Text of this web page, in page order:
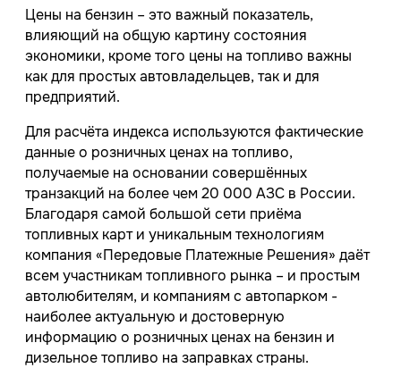
Цены на бензин – это важный показатель,
влияющий на общую картину состояния
экономики, кроме того цены на топливо важны
как для простых автовладельцев, так и для
предприятий.
Для расчёта индекса используются фактические
данные о розничных ценах на топливо,
получаемые на основании совершённых
транзакций на более чем 20 000 АЗС в России.
Благодаря самой большой сети приёма
топливных карт и уникальным технологиям
компания «Передовые Платежные Решения» даёт
всем участникам топливного рынка – и простым
автолюбителям, и компаниям с автопарком -
наиболее актуальную и достоверную
информацию о розничных ценах на бензин и
дизельное топливо на заправках страны.